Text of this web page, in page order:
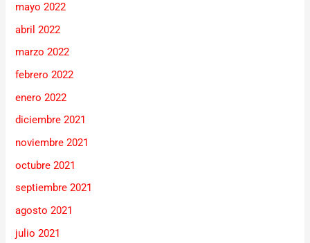
mayo 2022
abril 2022
marzo 2022
febrero 2022
enero 2022
diciembre 2021
noviembre 2021
octubre 2021
septiembre 2021
agosto 2021
julio 2021